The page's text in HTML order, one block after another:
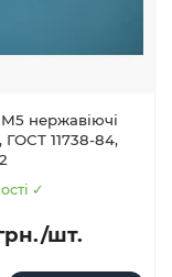
нержавіючі
ГОСТ 11738-84,
✓
шт.